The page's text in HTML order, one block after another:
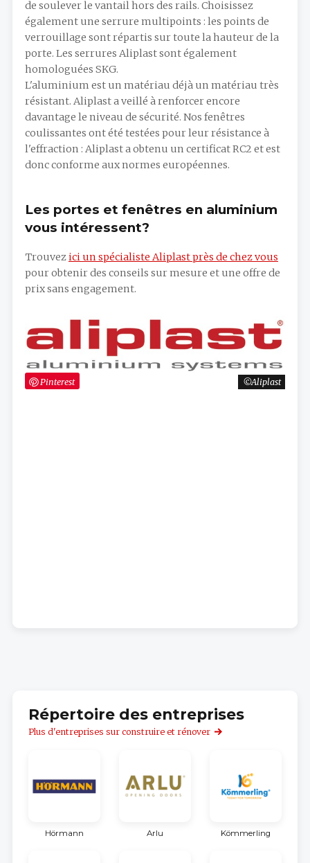
de soulever le vantail hors des rails. Choisissez
également une serrure multipoints : les points de
verrouillage sont répartis sur toute la hauteur de la
porte. Les serrures Aliplast sont également
homologuées SKG.
L'aluminium est un matériau déjà un matériau très
résistant. Aliplast a veillé à renforcer encore
davantage le niveau de sécurité. Nos fenêtres
coulissantes ont été testées pour leur résistance à
l'effraction : Aliplast a obtenu un certificat RC2 et est
donc conforme aux normes européennes.
Aliplast
Pinterest
Les portes et fenêtres en aluminium
vous intéressent?
Trouvezici un spécialiste Aliplast près de chez vous
pour obtenir des conseils sur mesure et une offre de
prix sans engagement.
Répertoire des entreprises
Plus d'entreprises sur construire et rénover
Hörmann Arlu Kömmerling